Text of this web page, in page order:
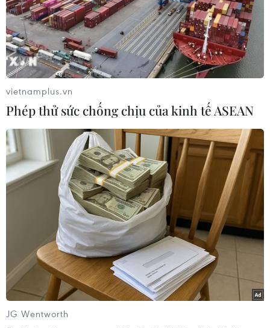
Nam. (Ảnh: Minh Chiến/Vietnam+)
vietnamplus.vn
Phép thử sức chống chịu của kinh tế ASEAN
JG Wentworth